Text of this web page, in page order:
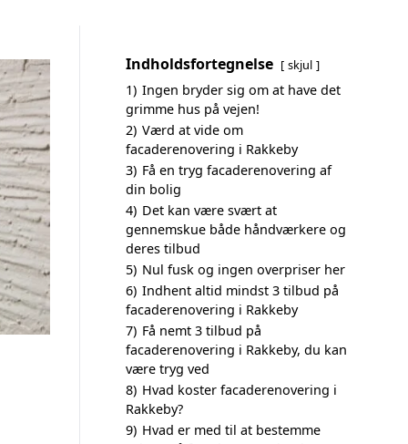
Indholdsfortegnelse skjul
1) Ingen bryder sig om at have det
grimme hus på vejen!
2) Værd at vide om
facaderenovering i Rakkeby
3) Få en tryg facaderenovering af
din bolig
4) Det kan være svært at
gennemskue både håndværkere og
deres tilbud
5) Nul fusk og ingen overpriser her
6) Indhent altid mindst 3 tilbud på
facaderenovering i Rakkeby
7) Få nemt 3 tilbud på
facaderenovering i Rakkeby, du kan
være tryg ved
8) Hvad koster facaderenovering i
Rakkeby?
9) Hvad er med til at bestemme